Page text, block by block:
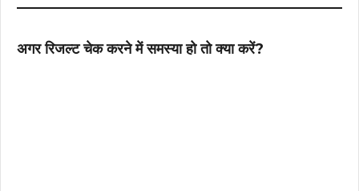
अगर रिजल्ट चेक करने में समस्या हो तो क्या करें?